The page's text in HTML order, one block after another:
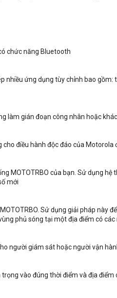
chức năng Bluetooth
ứng dụng tùy chỉnh bao gồm:
làm gián đoạn công nhân hoặc
điều hành độc đáo của
MOTOTRBO của bạn. Sử dụng
mới
Sử dụng giải pháp này
phủ sóng tại một địa điểm có các
người giám sát hoặc người vận
vào đúng thời điểm và địa điểm